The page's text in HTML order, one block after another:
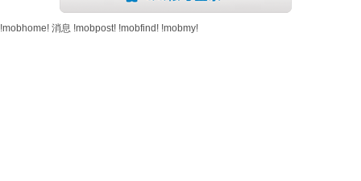
!mobhome! 消息 !mobpost! !mobfind! !mobmy!